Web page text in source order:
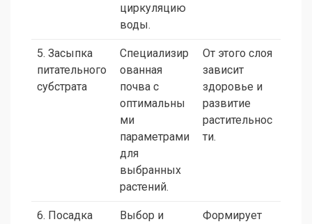
циркуляцию
воды.
5. Засыпка
питательного
субстрата
Специализир
ованная
почва с
оптимальны
ми
параметрами
для
выбранных
растений.
От этого слоя
зависит
здоровье и
развитие
растительнос
ти.
6. Посадка
Выбор и
Формирует